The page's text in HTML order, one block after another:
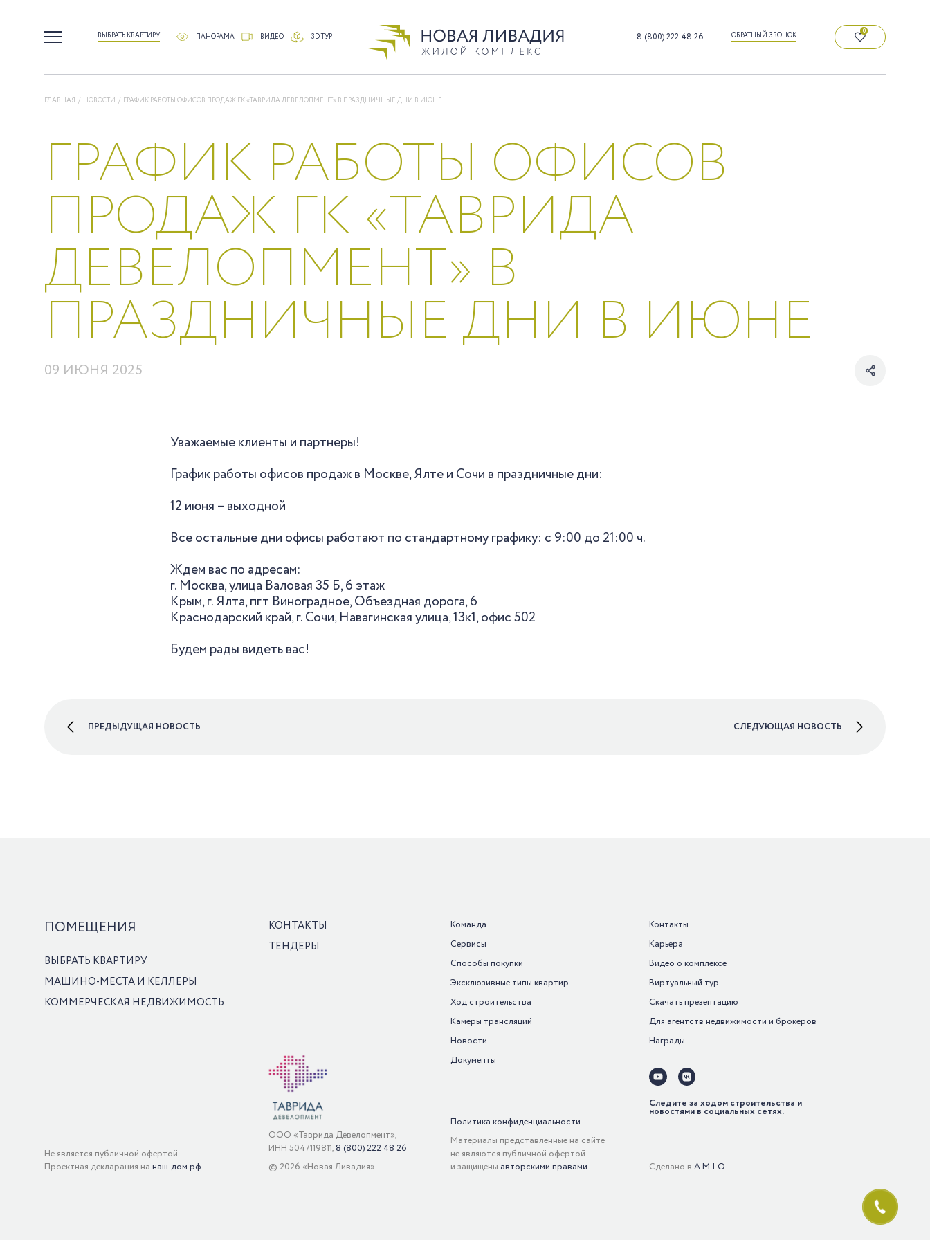
ВЫБРАТЬ КВАРТИРУ ПАНОРАМА ВИДЕО 3D ТУР 8 (800) 222 48 26 ОБРАТНЫЙ ЗВОНОК 0
ГЛАВНАЯ / НОВОСТИ / ГРАФИК РАБОТЫ ОФИСОВ ПРОДАЖ ГК «ТАВРИДА ДЕВЕЛОПМЕНТ» В ПРАЗДНИЧНЫЕ ДНИ В ИЮНЕ
ГРАФИК РАБОТЫ ОФИСОВ
ПРОДАЖ ГК «ТАВРИДА
ДЕВЕЛОПМЕНТ» В
ПРАЗДНИЧНЫЕ ДНИ В ИЮНЕ
09 ИЮНЯ 2025
Уважаемые клиенты и партнеры!
График работы офисов продаж в Москве, Ялте и Сочи в праздничные дни:
12 июня – выходной
Все остальные дни офисы работают по стандартному графику: с 9:00 до 21:00 ч.
Ждем вас по адресам:
г. Москва, улица Валовая 35 Б, 6 этаж
Крым, г. Ялта, пгт Виноградное, Объездная дорога, 6
Краснодарский край, г. Сочи, Навагинская улица, 13к1, офис 502
Будем рады видеть вас!
ПРЕДЫДУЩАЯ НОВОСТЬ СЛЕДУЮЩАЯ НОВОСТЬ
ПОМЕЩЕНИЯ
ВЫБРАТЬ КВАРТИРУ
МАШИНО-МЕСТА И КЕЛЛЕРЫ
КОММЕРЧЕСКАЯ НЕДВИЖИМОСТЬ
Не является публичной офертой
Проектная декларация на наш.дом.рф
КОНТАКТЫ
ТЕНДЕРЫ
ООО «Таврида Девелопмент»,
ИНН 5047119811, 8 (800) 222 48 26
© 2026 «Новая Ливадия»
Команда
Сервисы
Способы покупки
Эксклюзивные типы квартир
Ход строительства
Камеры трансляций
Новости
Документы
Политика конфиденциальности
Материалы представленные на сайте
не являются публичной офертой
и защищены авторскими правами
Контакты
Карьера
Видео о комплексе
Виртуальный тур
Скачатьпрезентацию
Для агентств недвижимости и брокеров
Награды
Следите за ходом строительства и
новостями в социальных сетях.
Сделано вA M I O